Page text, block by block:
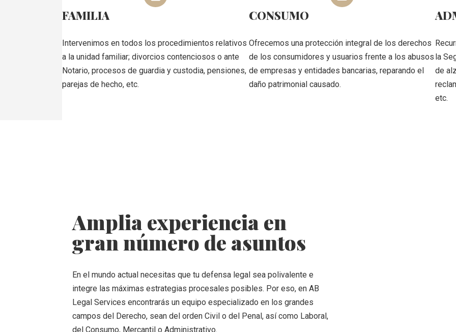
FAMILIA
Intervenimos en todos los procedimientos relativos
a la unidad familiar; divorcios contenciosos o ante
Notario, procesos de guardia y custodia, pensiones,
parejas de hecho, etc.
CONSUMO
Ofrecemos una protección integral de los derechos
de los consumidores y usuarios frente a los abusos
de empresas y entidades bancarias, reparando el
daño patrimonial causado.
la
de
etc.
Amplia experiencia en
gran número de asuntos
En el mundo actual necesitas que tu defensa legal sea polivalente e
integre las máximas estrategias procesales posibles. Por eso, en AB
Legal Services encontrarás un equipo especializado en los grandes
campos del Derecho, sean del orden Civil o del Penal, así como Laboral,
del Consumo, Mercantil o Administrativo.